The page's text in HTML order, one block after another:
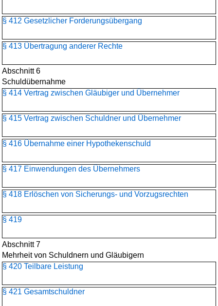
§ 412 Gesetzlicher Forderungsübergang
§ 413 Übertragung anderer Rechte
Abschnitt 6
Schuldübernahme
§ 414 Vertrag zwischen Gläubiger und Übernehmer
§ 415 Vertrag zwischen Schuldner und Übernehmer
§ 416 Übernahme einer Hypothekenschuld
§ 417 Einwendungen des Übernehmers
§ 418 Erlöschen von Sicherungs- und Vorzugsrechten
§ 419
Abschnitt 7
Mehrheit von Schuldnern und Gläubigern
§ 420 Teilbare Leistung
§ 421 Gesamtschuldner